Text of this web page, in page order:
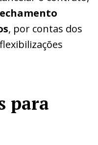
, por contas dos
para